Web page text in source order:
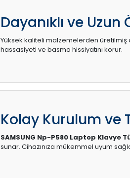
Dayanıklı ve
Yüksek kaliteli malzemelerden üretilmiş
hassasiyeti ve basma hissiyatını korur.
Kolay Kurulum ve
SAMSUNG Np-P580 Laptop Klavye
sunar. Cihazınıza mükemmel uyum